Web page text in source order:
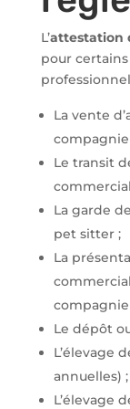
L’attestation
pour
La vente
Le transit
La garde
pet sitter ;
La
compagnie
Le dépôt
L’élevage
annuelles) ;
L’élevage